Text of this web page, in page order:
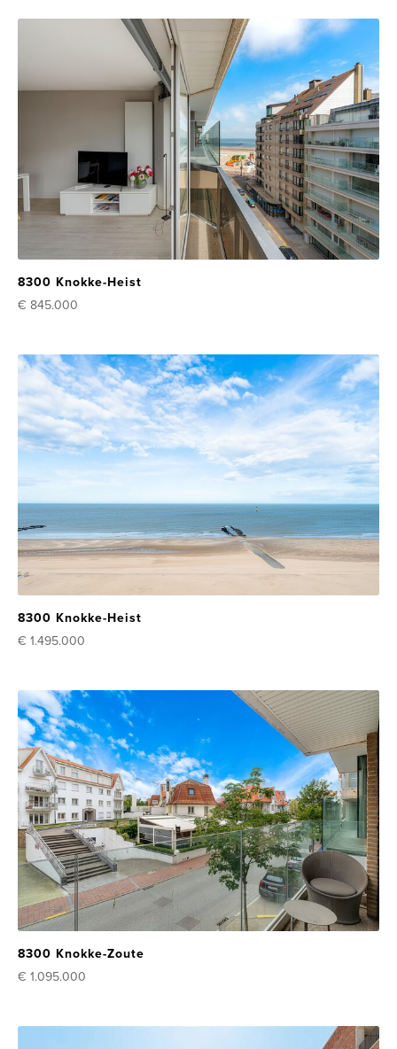
8300 Knokke-Heist
€ 845.000
8300 Knokke-Heist
€ 1.495.000
8300 Knokke-Zoute
€ 1.095.000